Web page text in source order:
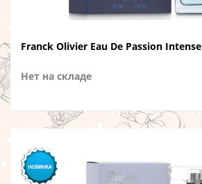
Franck Olivier Eau De Passion Intense
Нет на складе